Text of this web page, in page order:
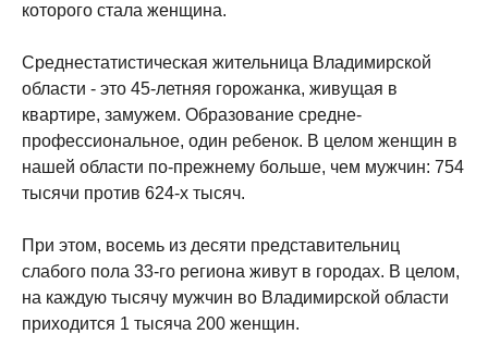
которого стала женщина.
Среднестатистическая жительница Владимирской
области - это 45-летняя горожанка, живущая в
квартире, замужем. Образование средне-
профессиональное, один ребенок. В целом женщин в
нашей области по-прежнему больше, чем мужчин: 754
тысячи против 624-х тысяч.
При этом, восемь из десяти представительниц
слабого пола 33-го региона живут в городах. В целом,
на каждую тысячу мужчин во Владимирской области
приходится 1 тысяча 200 женщин.